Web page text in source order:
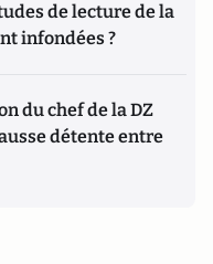
de lecture de la
infondées ?
du chef de la DZ
détente entre